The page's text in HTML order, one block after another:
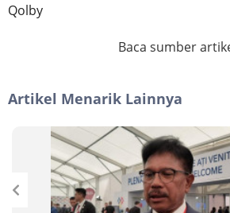
Qolby
Baca sumber
Artikel Menarik Lainnya